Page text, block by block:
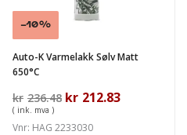
Salg!
650°C
-10%
Auto-K Varmelakk Sølv Matt
650°C
kr 236.48 Opprinnelig
var:
kr 212.83Nåværende
( ink. mva )
Vnr: HAG 2233030